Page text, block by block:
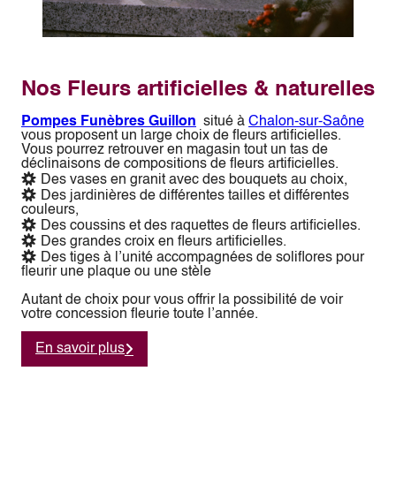
Nos Fleurs artificielles & naturelles
Pompes Funèbres Guillon situé à Chalon-sur-Saône
vous proposent un large choix de fleurs artificielles.
Vous pourrez retrouver en magasin tout un tas de
déclinaisons de compositions de fleurs artificielles.
Des vases en granit avec des bouquets au choix,
Des jardinières de différentes tailles et différentes
couleurs,
Des coussins et des raquettes de fleurs artificielles.
Des grandes croix en fleurs artificielles.
Des tiges à l’unité accompagnées de soliflores pour
fleurir une plaque ou une stèle
Autant de choix pour vous offrir la possibilité de voir
votre concession fleurie toute l’année.
En savoir plus